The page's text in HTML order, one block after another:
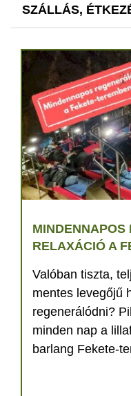
SZÁLLÁS,
MINDENNAPOS
RELAXÁCIÓ A
Valóban tiszta,
mentes levegőjű
regenerálódni?
minden nap a
barlang Fekete-